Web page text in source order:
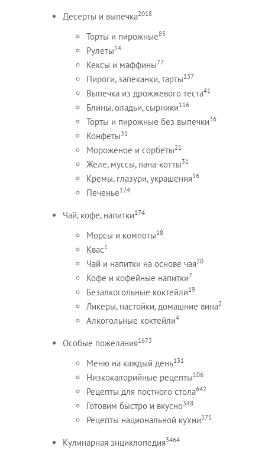
Десерты и выпечка2018
Торты и пирожные85
Рулеты14
Кексы и маффины77
Пироги, запеканки, тарты137
Выпечка из дрожжевого теста41
Блины, оладьи, сырники116
Торты и пирожные без выпечки36
Конфеты31
Мороженое и сорбеты21
Желе, муссы, пана-котты31
Кремы, глазури, украшения16
Печенье124
Чай, кофе, напитки174
Морсы и компоты18
Квас1
Чай и напитки на основе чая20
Кофе и кофейные напитки7
Безалкогольные коктейли19
Ликеры, настойки, домашние вина2
Алкогольные коктейли4
Особые пожелания1673
Меню на каждый день131
Низкокалорийные рецепты106
Рецепты для постного стола642
Готовим быстро и вкусно348
Рецепты национальной кухни575
Кулинарная энциклопедия3464